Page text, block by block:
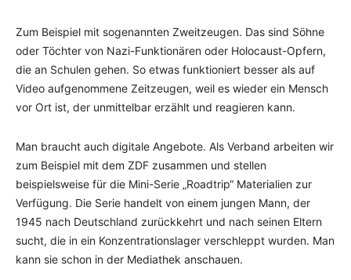
Zum Beispiel mit sogenannten Zweitzeugen. Das sind Söhne
oder Töchter von Nazi-Funktionären oder Holocaust-Opfern,
die an Schulen gehen. So etwas funktioniert besser als auf
Video aufgenommene Zeitzeugen, weil es wieder ein Mensch
vor Ort ist, der unmittelbar erzählt und reagieren kann.
Man braucht auch digitale Angebote. Als Verband arbeiten wir
zum Beispiel mit dem ZDF zusammen und stellen
beispielsweise für die Mini-Serie „Roadtrip“ Materialien zur
Verfügung. Die Serie handelt von einem jungen Mann, der
1945 nach Deutschland zurückkehrt und nach seinen Eltern
sucht, die in ein Konzentrationslager verschleppt wurden. Man
kann sie schon in der Mediathek anschauen.